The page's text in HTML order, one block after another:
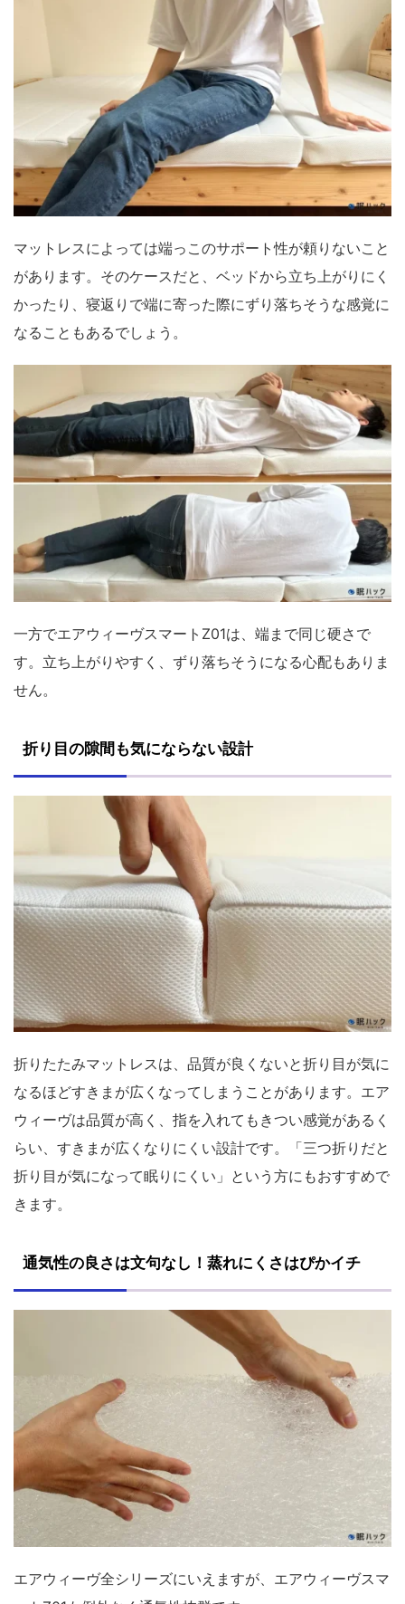
マットレスによっては端っこのサポート性が頼りないこと
があります。そのケースだと、ベッドから立ち上がりにく
かったり、寝返りで端に寄った際にずり落ちそうな感覚に
なることもあるでしょう。
一方でエアウィーヴスマートZ01は、端まで同じ硬さで
す。立ち上がりやすく、ずり落ちそうになる心配もありま
せん。
折り目の隙間も気にならない設計
折りたたみマットレスは、品質が良くないと折り目が気に
なるほどすきまが広くなってしまうことがあります。エア
ウィーヴは品質が高く、指を入れてもきつい感覚があるく
らい、すきまが広くなりにくい設計です。「三つ折りだと
折り目が気になって眠りにくい」という方にもおすすめで
きます。
通気性の良さは文句なし！蒸れにくさはぴかイチ
エアウィーヴ全シリーズにいえますが、エアウィーヴスマ